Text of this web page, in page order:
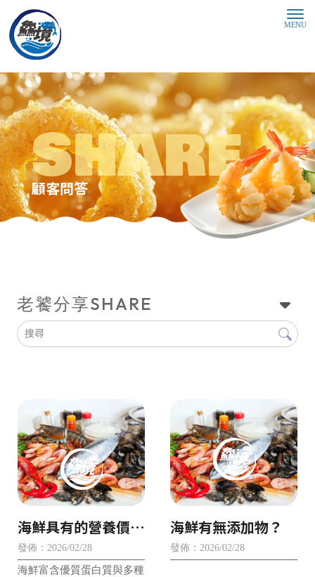
顧客問答
老饕分享SHARE
海鮮具有的營養價
值？
發佈：2026/02/28
海鮮富含優質蛋白質與多種
海鮮有無添加物？
發佈：2026/02/28